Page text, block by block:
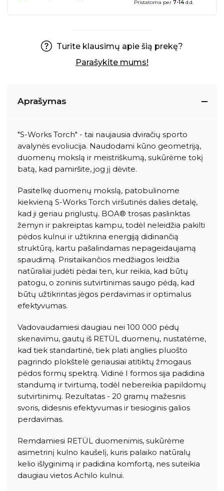
Pristatoma per 7-14d.d.
Turite klausimų apie šią prekę?
Parašykite mums!
Aprašymas
"S-Works Torch" - tai naujausia dviračių sporto
avalynės evoliucija. Naudodami kūno geometriją,
duomenų mokslą ir meistriškumą, sukūrėme tokį
batą, kad pamiršite, jog jį dėvite.
Pasitelkę duomenų mokslą, patobulinome
kiekvieną S-Works Torch viršutinės dalies detalę,
kad ji geriau priglustų. BOA® trosas paslinktas
žemyn ir pakreiptas kampu, todėl neleidžia pakilti
pėdos kulnui ir užtikrina energiją didinančią
struktūrą, kartu pašalindamas nepageidaujamą
spaudimą. Prisitaikančios medžiagos leidžia
natūraliai judėti pėdai ten, kur reikia, kad būtų
patogu, o zoninis sutvirtinimas saugo pėdą, kad
būtų užtikrintas jėgos perdavimas ir optimalus
efektyvumas.
Vadovaudamiesi daugiau nei 100 000 pėdų
skenavimu, gautų iš RETÜL duomenų, nustatėme,
kad tiek standartinė, tiek plati anglies pluošto
pagrindo plokštelė geriausiai atitiktų žmogaus
pėdos formų spektrą. Vidinė I formos sija padidina
standumą ir tvirtumą, todėl nebereikia papildomų
sutvirtinimų. Rezultatas - 20 gramų mažesnis
svoris, didesnis efektyvumas ir tiesioginis galios
perdavimas.
Remdamiesi RETÜL duomenimis, sukūrėme
asimetrinį kulno kaušelį, kuris palaiko natūralų
kelio išlyginimą ir padidina komfortą, nes suteikia
daugiau vietos Achilo kulnui.